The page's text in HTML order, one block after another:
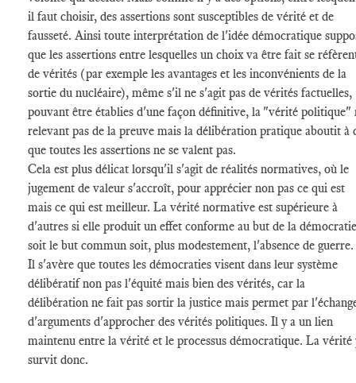
il faut choisir, des assertions sont susceptibles de vérité et de
fausseté. Ainsi toute interprétation de l'idée démocratique
que les assertions entre lesquelles un choix va être fait se
de vérités (par exemple les avantages et les inconvénients de la
sortie du nucléaire), même s'il ne s'agit pas de vérités factuelles,
pouvant être établies d'une façon définitive, la "vérité politique"
relevant pas de la preuve mais la délibération pratique aboutit à
que toutes les assertions ne se valent pas.
Cela est plus délicat lorsqu'il s'agit de réalités normatives, où le
jugement de valeur s'accroît, pour apprécier non pas ce qui est
mais ce qui est meilleur. La vérité normative est supérieure à
d'autres si elle produit un effet conforme au but de la
soit le but commun soit, plus modestement, l'absence de guerre.
Il s'avère que toutes les démocraties visent dans leur système
délibératif non pas l'équité mais bien des vérités, car la
délibération ne fait pas sortir la justice mais permet par
d'arguments d'approcher des vérités politiques. Il y a un lien
maintenu entre la vérité et le processus démocratique. La vérité
survit donc.